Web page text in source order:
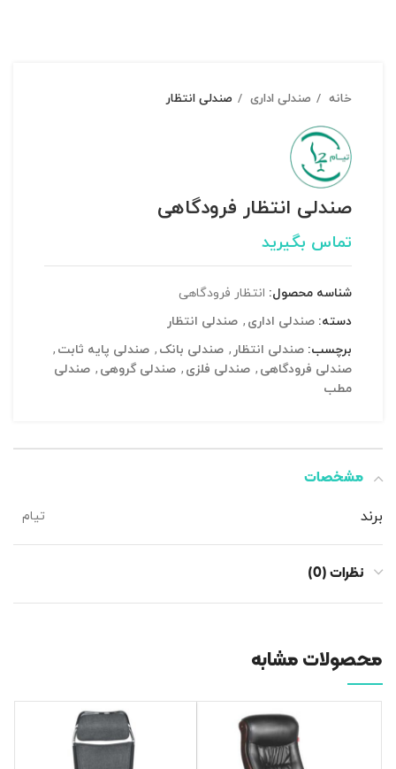
خانه صندلی اداری صندلی انتظار
صندلی انتظار فرودگاهی
تماس بگیرید
شناسه محصول: انتظار فرودگاهی
دسته: صندلی اداری , صندلی انتظار
برچسب: صندلی انتظار , صندلی بانک , صندلی پایه ثابت ,
صندلی فرودگاهی , صندلی فلزی , صندلی گروهی , صندلی
مطب
مشخصات
برند تیام
نظرات (0)
محصولات مشابه